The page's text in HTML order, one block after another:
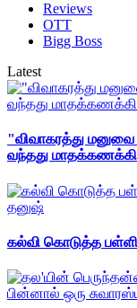
Reviews
OTT
Bigg Boss
Latest
"விவாகரத்து மனுவை
வந்தது
கல்வி கொடுத்த